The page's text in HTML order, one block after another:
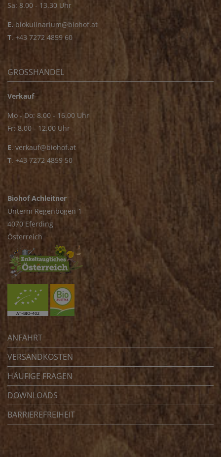
Sa: 8.00 - 13.30 Uhr
E. biokulinarium@biohof.at
T. +43 7272 4859 60
GROSSHANDEL
Verkauf
Mo - Do: 8.00 - 16.00 Uhr
Fr: 8.00 - 12.00 Uhr
E. verkauf@biohof.at
T. +43 7272 4859 50
Biohof Achleitner
Unterm Regenbogen 1
4070 Eferding
Österreich
ANFAHRT
VERSANDKOSTEN
HÄUFIGE FRAGEN
DOWNLOADS
BARRIEREFREIHEIT